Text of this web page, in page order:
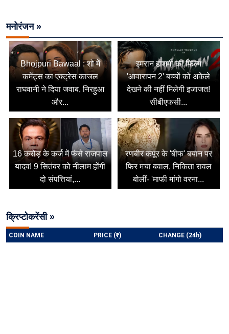
मनोरंजन »
Bhojpuri Bawaal : शो में
कमेंट्स का एक्ट्रेस काजल
राघवानी ने दिया जवाब, निरहुआ
और...
इमरान हाशमी की फिल्म
'आवारापन 2' बच्चों को अकेले
देखने की नहीं मिलेगी इजाजत!
सीबीएफसी...
16 करोड़ के कर्ज में फंसे राजपाल
यादव! 9 सितंबर को नीलाम होंगी
दो संपत्तियां,...
रणबीर कपूर के 'बीफ' बयान पर
फिर मचा बवाल, निकिता रावल
बोलीं- 'माफी मांगो वरना...
क्रिप्टोकरेंसी »